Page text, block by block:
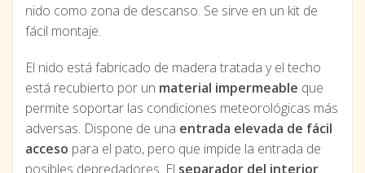
nido como zona de descanso. Se sirve en un kit de
fácil montaje.
El nido está fabricado de madera tratada y el techo
está recubierto por un material impermeable que
permite soportar las condiciones meteorológicas más
adversas. Dispone de una entrada elevada de fácil
acceso para el pato, pero que impide la entrada de
posibles depredadores. El separador del interior